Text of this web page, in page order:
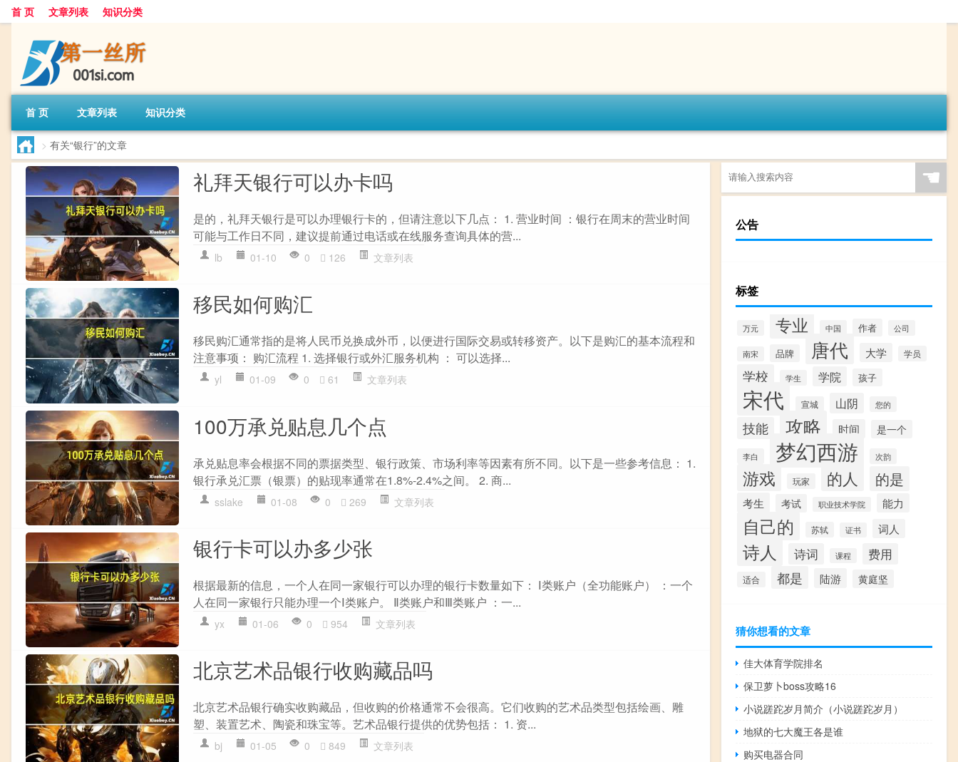
首 页 文章列表 知识分类
首 页 文章列表 知识分类
> 有关“银行”的文章
礼拜天银行可以办卡吗
是的，礼拜天银行是可以办理银行卡的，但请注意以下几点： 1. 营业时间 ：银行在周末的营业时间
可能与工作日不同，建议提前通过电话或在线服务查询具体的营...
lb 01-10 0 126 文章列表
移民如何购汇
移民购汇通常指的是将人民币兑换成外币，以便进行国际交易或转移资产。以下是购汇的基本流程和
注意事项： 购汇流程 1. 选择银行或外汇服务机构 ： 可以选择...
yl 01-09 0 61 文章列表
100万承兑贴息几个点
承兑贴息率会根据不同的票据类型、银行政策、市场利率等因素有所不同。以下是一些参考信息： 1.
银行承兑汇票（银票）的贴现率通常在1.8%-2.4%之间。 2. 商...
sslake 01-08 0 269 文章列表
银行卡可以办多少张
根据最新的信息，一个人在同一家银行可以办理的银行卡数量如下： Ⅰ类账户（全功能账户） ：一个
人在同一家银行只能办理一个Ⅰ类账户。 Ⅱ类账户和Ⅲ类账户 ：一...
yx 01-06 0 954 文章列表
北京艺术品银行收购藏品吗
北京艺术品银行确实收购藏品，但收购的价格通常不会很高。它们收购的艺术品类型包括绘画、雕
塑、装置艺术、陶瓷和珠宝等。艺术品银行提供的优势包括： 1. 资...
bj 01-05 0 849 文章列表
☚
公告
标签
万元 专业 中国 作者 公司
南宋 品牌 唐代 大学 学员
学校 学生 学院 孩子
宋代 宣城 山阴 您的
技能 攻略 时间 是一个
李白 梦幻西游 次韵
游戏 玩家 的人 的是
考生 考试 职业技术学院 能力
自己的 苏轼 证书 词人
诗人 诗词 课程 费用
适合 都是 陆游 黄庭坚
猜你想看的文章
佳大体育学院排名
保卫萝卜boss攻略16
小说蹉跎岁月简介（小说蹉跎岁月）
地狱的七大魔王各是谁
购买电器合同